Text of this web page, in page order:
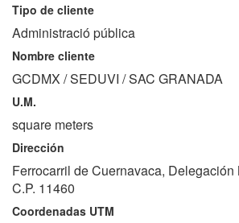
Tipo de cliente
Administració pública
Nombre cliente
GCDMX / SEDUVI / SAC GRANADA
U.M.
square meters
Dirección
Ferrocarril de Cuernavaca,
C.P. 11460
Coordenadas UTM